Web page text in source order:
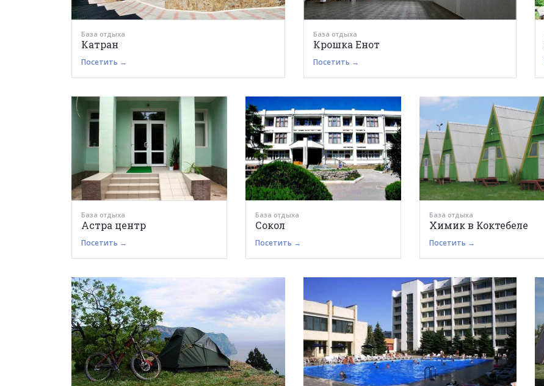
База отдыха
Катран
Посетить →
База отдыха
Крошка Енот
Посетить →
База отдыха
Астра центр
Посетить →
База отдыха
Сокол
Посетить →
База отдыха
Химик в Коктебеле
Посетить →